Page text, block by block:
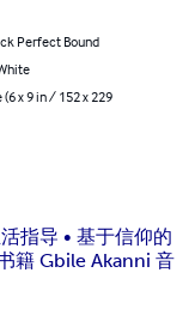
Perfect Bound
(6 x 9 in / 152 x 229
指导 • 基于信仰的
籍 Gbile Akanni 音